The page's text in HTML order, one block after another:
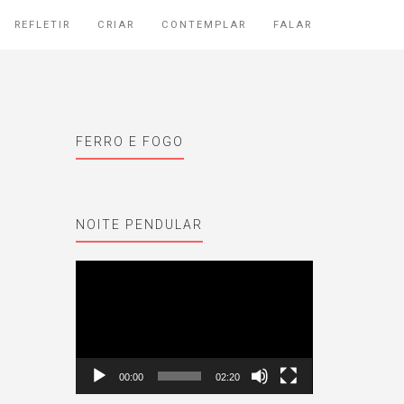
REFLETIR CRIAR CONTEMPLAR FALAR
FERRO E FOGO
NOITE PENDULAR
00:00 02:20